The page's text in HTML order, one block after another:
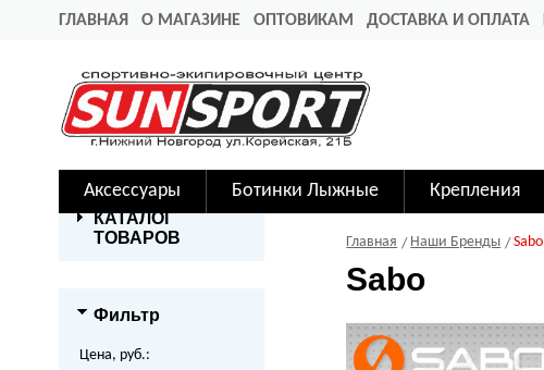
ГЛАВНАЯ О МАГАЗИНЕ ОПТОВИКАМ ДОСТАВКА И ОПЛАТА
Аксессуары Ботинки Лыжные Крепления
КАТАЛОГ
ТОВАРОВ
Фильтр
Цена, руб.:
Главная Наши Бренды Sabo
Sabo